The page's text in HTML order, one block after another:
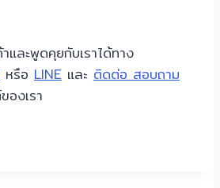
และพูดคุยกับเราได้ทาง
หรือ LINE และ ติดต่อ สอบถาม
องเรา